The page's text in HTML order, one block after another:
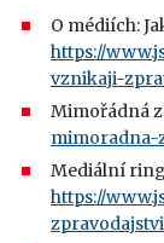
O médiích:
https://
vznikaji-
Mimořádná
mimoradna-
Mediální
https://
zpravodajstvi